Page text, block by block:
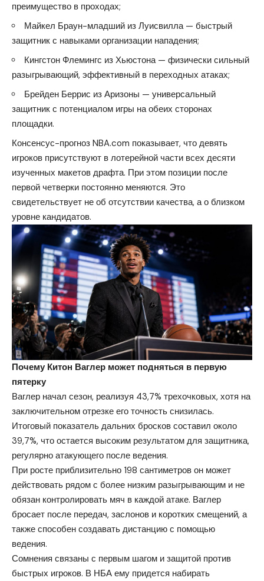
преимущество в проходах;
Майкел Браун-младший из Луисвилла — быстрый
защитник с навыками организации нападения;
Кингстон Флемингс из Хьюстона — физически сильный
разыгрывающий, эффективный в переходных атаках;
Брейден Беррис из Аризоны — универсальный
защитник с потенциалом игры на обеих сторонах
площадки.
Консенсус-прогноз NBA.com показывает, что девять
игроков присутствуют в лотерейной части всех десяти
изученных макетов драфта. При этом позиции после
первой четверки постоянно меняются. Это
свидетельствует не об отсутствии качества, а о близком
уровне кандидатов.
Почему Китон Ваглер может подняться в первую
пятерку
Ваглер начал сезон, реализуя 43,7% трехочковых, хотя на
заключительном отрезке его точность снизилась.
Итоговый показатель дальних бросков составил около
39,7%, что остается высоким результатом для защитника,
регулярно атакующего после ведения.
При росте приблизительно 198 сантиметров он может
действовать рядом с более низким разыгрывающим и не
обязан контролировать мяч в каждой атаке. Ваглер
бросает после передач, заслонов и коротких смещений, а
также способен создавать дистанцию с помощью
ведения.
Сомнения связаны с первым шагом и защитой против
быстрых игроков. В НБА ему придется набирать